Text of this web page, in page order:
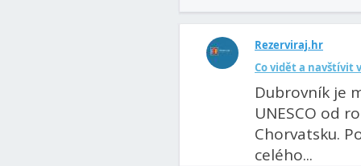
Rezerviraj.hr
Co vidět a navštívit
Dubrovník je
UNESCO od
Chorvatsku.
celého...